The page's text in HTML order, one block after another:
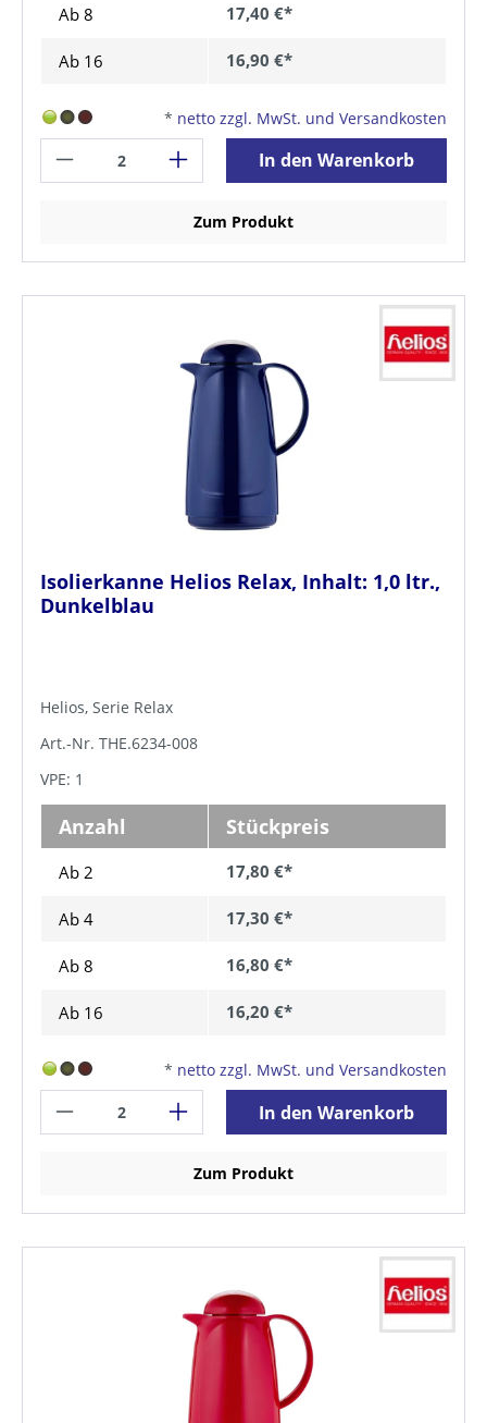
Ab 8 17,40 €*
Ab 16 16,90 €*
* netto zzgl. MwSt. und Versandkosten
In den Warenkorb
Zum Produkt
Isolierkanne Helios Relax, Inhalt: 1,0 ltr.,
Dunkelblau
Helios, Serie Relax
Art.-Nr. THE.6234-008
VPE: 1
Anzahl Stückpreis
Ab 2 17,80 €*
Ab 4 17,30 €*
Ab 8 16,80 €*
Ab 16 16,20 €*
* netto zzgl. MwSt. und Versandkosten
In den Warenkorb
Zum Produkt